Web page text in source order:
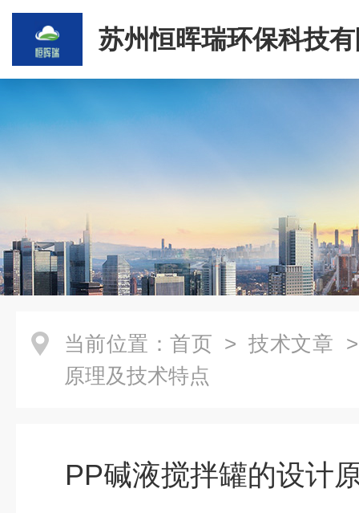
苏州恒晖瑞环保科技
当前位置： 首页 > 技术文章
原理及技术特点
PP碱液搅拌罐的设计